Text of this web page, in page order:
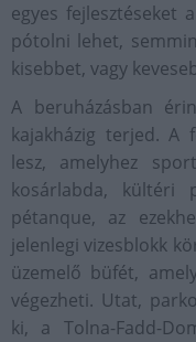
egyes fejlesztéseket
pótolni lehet,
kisebbet, vagy
A beruházásban
kajakházig terjed. A
lesz, amelyhez
kosárlabda, kültéri
pétanque, az
jelenlegi vizesblokk
üzemelő büfét,
végezheti. Utat,
ki, a Tolna-Fadd-